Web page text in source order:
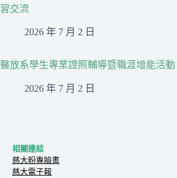
習交流
2026 年 7 月 2 日
醫放系學生專業證照輔導暨職涯增能活動
2026 年 7 月 2 日
相關連結
慈大粉專臉書
慈大電子報